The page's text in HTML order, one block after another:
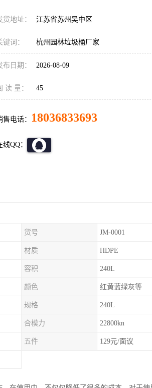
货地址： 江苏省苏州吴中区
键词： 杭州园林垃圾桶厂家
布日期： 2026-08-09
读 量： 45
售电话： 18036833693
线QQ：
货号 JM-0001
材质 HDPE
容积 240L
颜色 红黄蓝绿灰等
规格 240L
合模力 22800kn
五件 129元/面议